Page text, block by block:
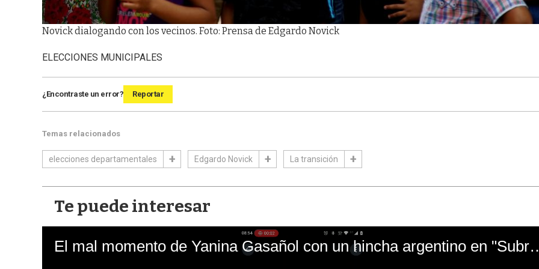
Novick dialogando con los vecinos. Foto: Prensa de Edgardo Novick
ELECCIONES MUNICIPALES
¿Encontraste un error? Reportar
Temas relacionados
elecciones departamentales Edgardo Novick La transición
Te puede interesar
El mal momento de Yanina